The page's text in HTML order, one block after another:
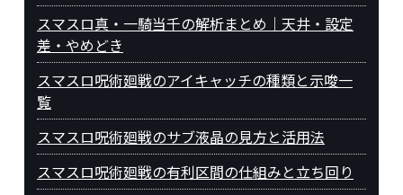
スマスロ真・一騎当千の解析まとめ｜天井・設定
差・やめどき
スマスロ呪術廻戦のアイキャッチの種類と示唆一
覧
スマスロ呪術廻戦のサブ液晶の見方と活用法
スマスロ呪術廻戦の有利区間の仕組みと立ち回り